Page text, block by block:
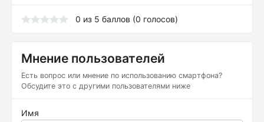
0 из 5 баллов (0 голосов)
Мнение пользователей
Есть вопрос или мнение по использованию смартфона?
Обсудите это с другими пользователями ниже
Имя